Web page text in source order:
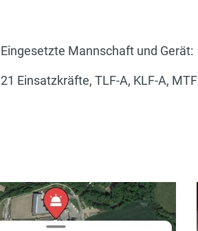
Eingesetzte Mannschaft und Gerät:
21 Einsatzkräfte, TLF-A, KLF-A, MTF